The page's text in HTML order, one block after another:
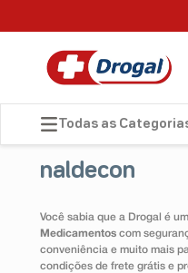
naldecon
Você sabia que a Drogal é
Medicamentos com
conveniência e muito mais
condições de frete grátis e